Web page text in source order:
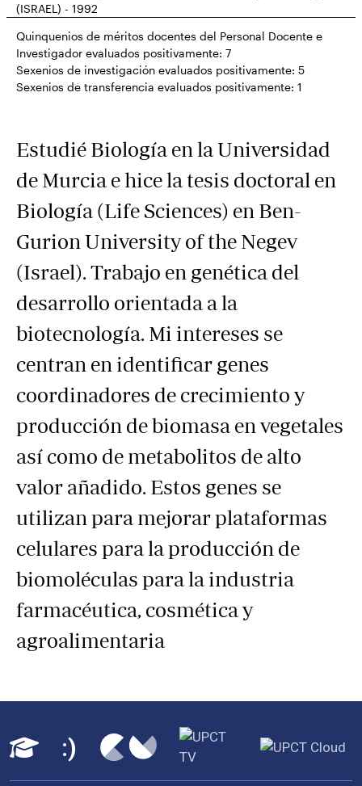
(ISRAEL) - 1992
Quinquenios de méritos docentes del Personal Docente e
Investigador evaluados positivamente: 7
Sexenios de investigación evaluados positivamente: 5
Sexenios de transferencia evaluados positivamente: 1
Estudié Biología en la Universidad
de Murcia e hice la tesis doctoral en
Biología (Life Sciences) en Ben-
Gurion University of the Negev
(Israel). Trabajo en genética del
desarrollo orientada a la
biotecnología. Mi intereses se
centran en identificar genes
coordinadores de crecimiento y
producción de biomasa en vegetales
así como de metabolitos de alto
valor añadido. Estos genes se
utilizan para mejorar plataformas
celulares para la producción de
biomoléculas para la industria
farmacéutica, cosmética y
agroalimentaria